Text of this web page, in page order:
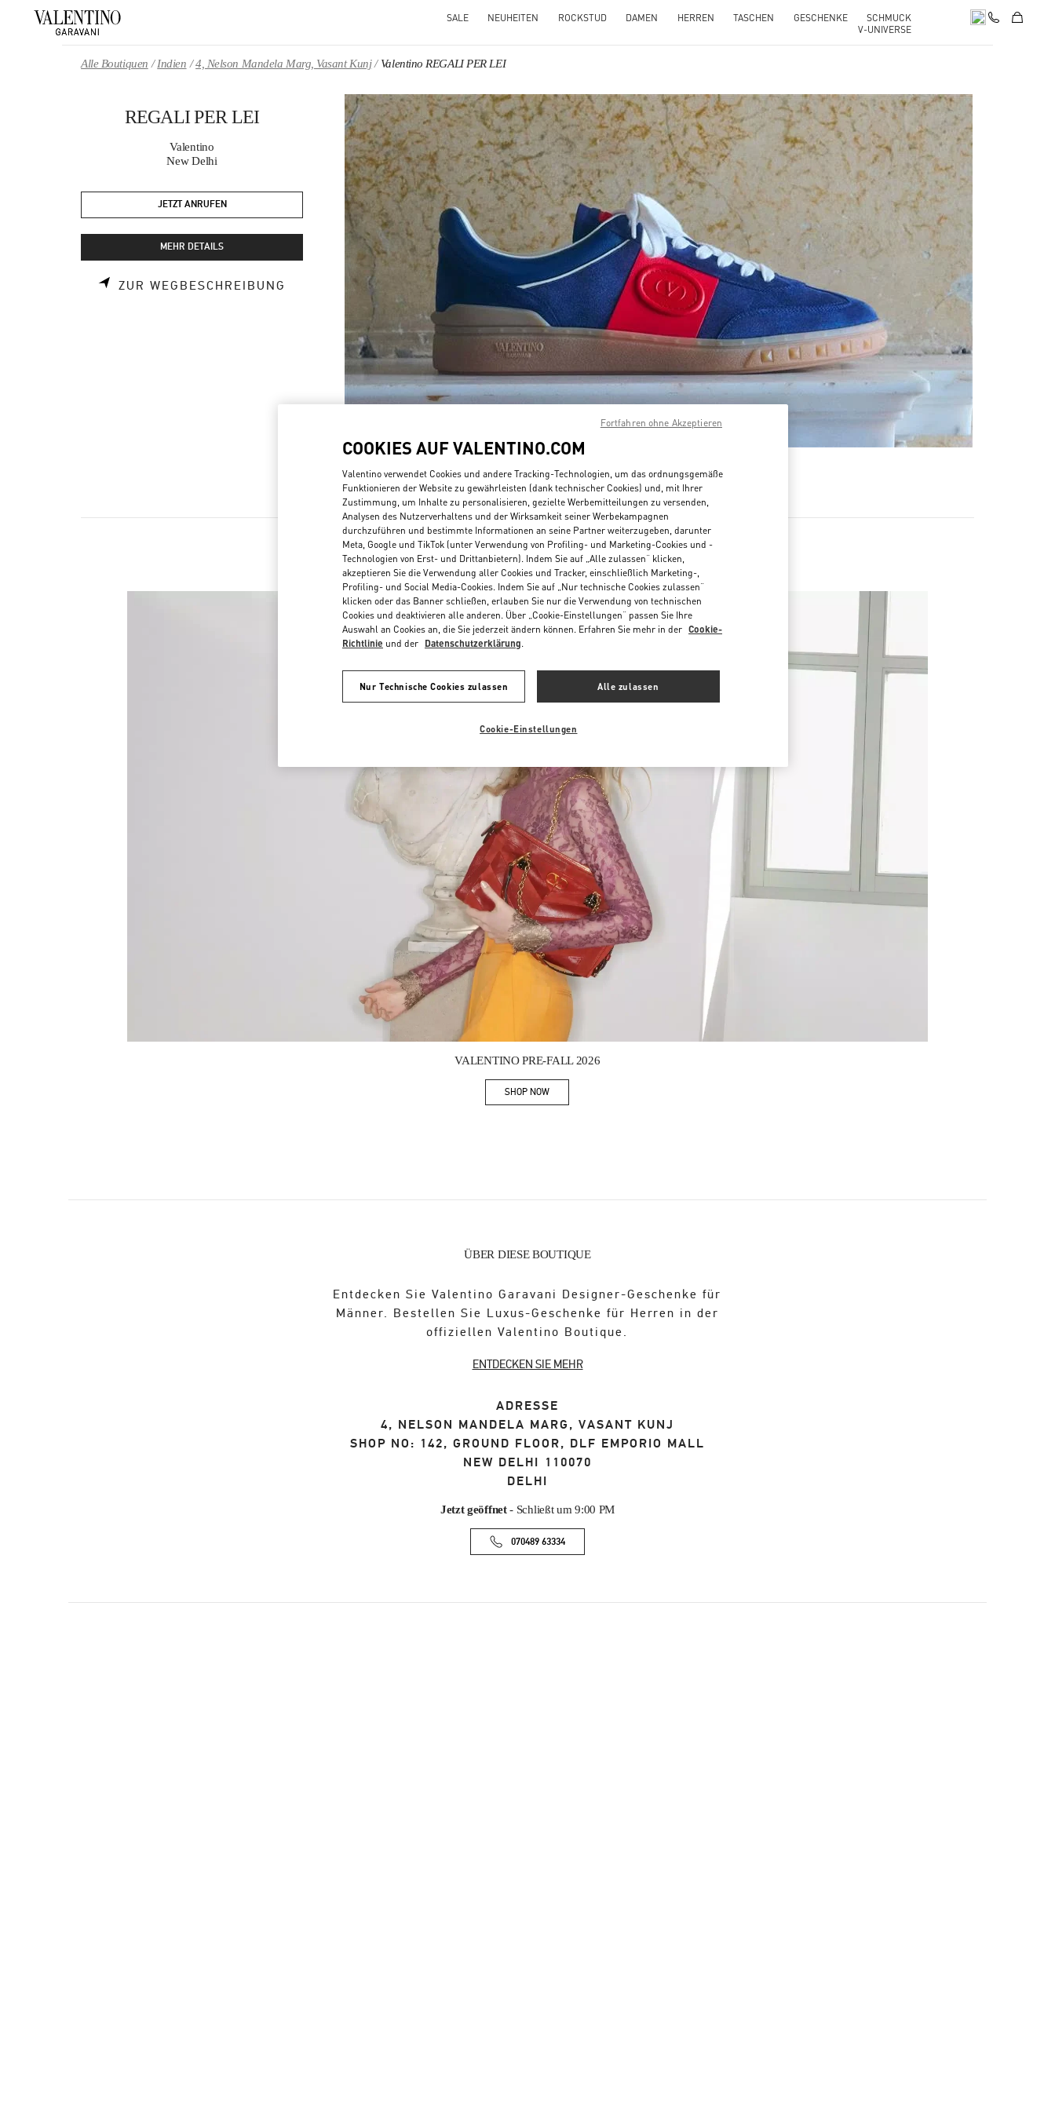
SALE NEUHEITEN ROCKSTUD DAMEN HERREN TASCHEN GESCHENKE
SCHMUCK
V-UNIVERSE
Alle Boutiquen Indien 4, Nelson Mandela Marg, Vasant Kunj Valentino REGALI PER LEI
REGALI PER LEI
Valentino
New Delhi
JETZT ANRUFEN
MEHR DETAILS
ZUR WEGBESCHREIBUNG LINK OPENS IN NEW TAB
ENTDECKEN SIE MEHR
Link Opens in New Tab
New arrivals in Valentino Boutique - New Delhi
VALENTINO PRE-FALL 2026
SHOP NOWLink Opens in New Tab
ÜBER DIESE BOUTIQUE
Entdecken Sie Valentino Garavani Designer-Geschenke für
Männer. Bestellen Sie Luxus-Geschenke für Herren in der
offiziellen Valentino Boutique.
ENTDECKEN SIE MEHR
ADRESSE
4, NELSON MANDELA MARG, VASANT KUNJ
SHOP NO: 142, GROUND FLOOR, DLF EMPORIO MALL
NEW DELHI 110070
DELHI
Jetzt geöffnet- Schließt um 9:00 PM
070489 63334
COOKIES AUF VALENTINO.COM
Valentino verwendet Cookies und andere Tracking-Technologien, um das ordnungsgemäße
Funktionieren der Website zu gewährleisten (dank technischer Cookies) und, mit Ihrer
Zustimmung, um Inhalte zu personalisieren, gezielte Werbemitteilungen zu versenden,
Analysen des Nutzerverhaltens und der Wirksamkeit seiner Werbekampagnen
durchzuführen und bestimmte Informationen an seine Partner weiterzugeben, darunter
Meta, Google und TikTok (unter Verwendung von Profiling- und Marketing-Cookies und -
Technologien von Erst- und Drittanbietern). Indem Sie auf „Alle zulassen“ klicken,
akzeptieren Sie die Verwendung aller Cookies und Tracker, einschließlich Marketing-,
Profiling- und Social Media-Cookies. Indem Sie auf „Nur technische Cookies zulassen“
klicken oder das Banner schließen, erlauben Sie nur die Verwendung von technischen
Cookies und deaktivieren alle anderen. Über „Cookie-Einstellungen“ passen Sie Ihre
Auswahl an Cookies an, die Sie jederzeit ändern können. Erfahren Sie mehr in der Cookie-
Richtlinie und der Datenschutzerklärung.
Nur Technische Cookies zulassen Alle zulassen
Cookie-Einstellungen
Fortfahren ohne Akzeptieren